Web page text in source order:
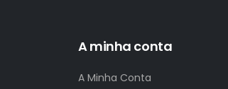
A minha conta
A Minha Conta